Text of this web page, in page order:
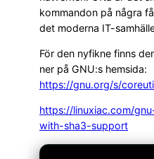
kommandon på några
det moderna IT-
För den nyfikne finns
ner på GNU:s hemsida:
https://gnu.org/s/
https://linuxiac.com/
with-sha3-support